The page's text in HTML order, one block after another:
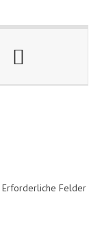
Erforderliche Felder